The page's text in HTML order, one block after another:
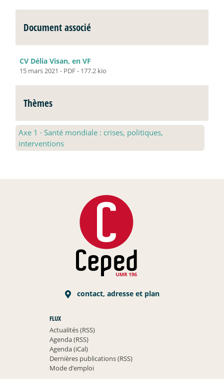
Document associé
CV Délia Visan, en VF
15 mars 2021 - PDF- 177.2 kio
Thèmes
Axe 1 · Santé mondiale : crises, politiques,
interventions
contact, adresse et plan
FLUX
Actualités (RSS)
Agenda (RSS)
Agenda (iCal)
Dernières publications (RSS)
Mode d’emploi